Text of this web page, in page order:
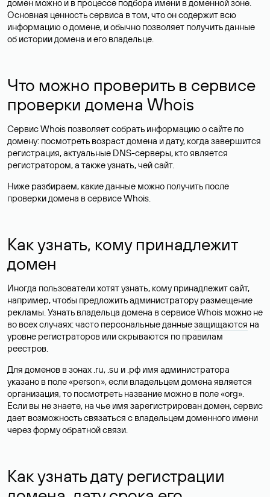
домен можно и в процессе подбора имени в доменной зоне.
Основная ценность сервиса в том, что он содержит всю
информацию о домене, и обычно позволяет получить данные
об истории домена и его владельце.
Что можно проверить в сервисе
проверки домена Whois
Сервис Whois позволяет собрать информацию о сайте по
домену: посмотреть возраст домена и дату, когда завершится
регистрация, актуальные DNS-серверы, кто является
регистратором, а также узнать, чей сайт.
Ниже разбираем, какие данные можно получить после
проверки домена в сервисе Whois.
Как узнать, кому принадлежит
домен
Иногда пользователи хотят узнать, кому принадлежит сайт,
например, чтобы предложить администратору размещение
рекламы. Узнать владельца домена в сервисе Whois можно не
во всех случаях: часто персональные данныезащищаются на
уровне регистраторов или скрываются по правилам
реестров.
Для доменов в зонах .ru, .su и .рф имя администратора
указано в поле «person», если владельцем домена является
организация, то посмотреть название можно в поле «org».
Если вы не знаете, на чье имя зарегистрирован домен, сервис
дает возможность связаться с владельцем доменного имени
через форму обратной связи.
Как узнать дату регистрации